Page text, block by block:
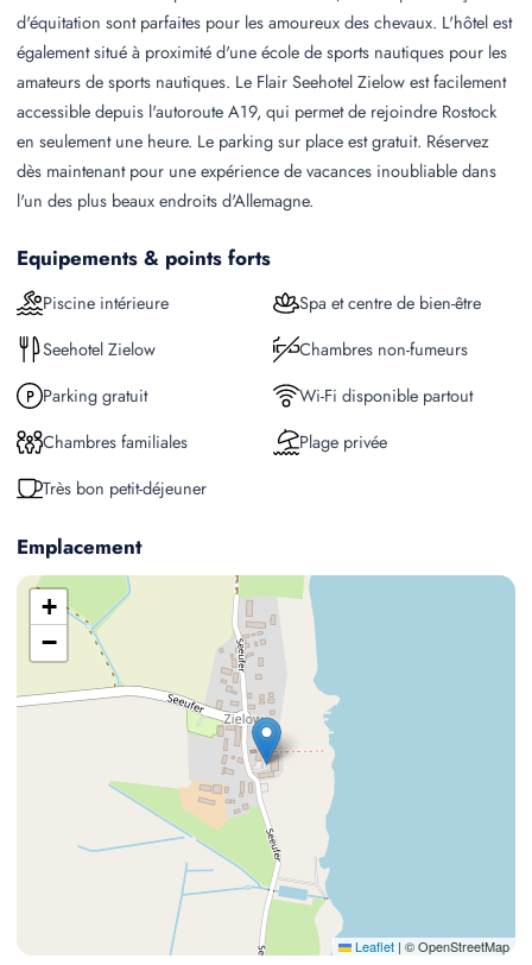
d'équitation sont parfaites pour les amoureux des chevaux. L'hôtel est
également situé à proximité d'une école de sports nautiques pour les
amateurs de sports nautiques. Le Flair Seehotel Zielow est facilement
accessible depuis l'autoroute A19, qui permet de rejoindre Rostock
en seulement une heure. Le parking sur place est gratuit. Réservez
dès maintenant pour une expérience de vacances inoubliable dans
l'un des plus beaux endroits d'Allemagne.
Equipements & points forts
Piscine intérieure
Spa et centre de bien-être
Seehotel Zielow
Chambres non-fumeurs
Parking gratuit
Wi-Fi disponible partout
Chambres familiales
Plage privée
Très bon petit-déjeuner
Emplacement
+
−
Leaflet | © OpenStreetMap